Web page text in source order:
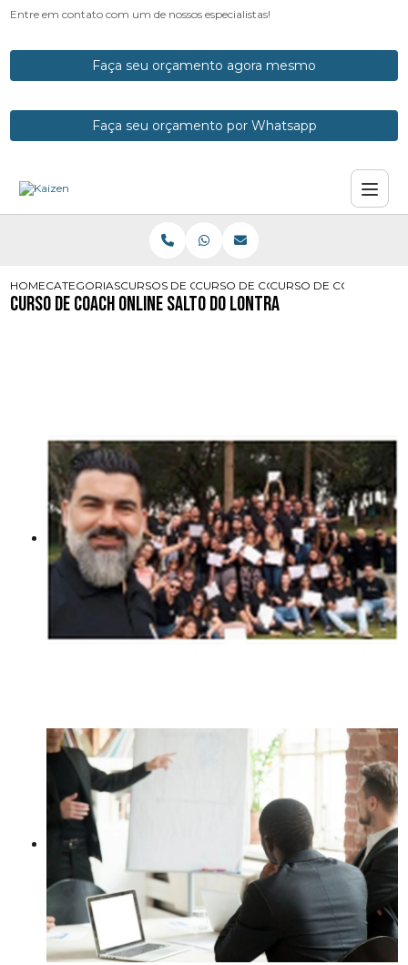
Entre em contato com um de nossos especialistas!
Faça seu orçamento agora mesmo
Faça seu orçamento por Whatsapp
HOMECATEGORIASCURSOS DE COACHCURSO DE COACH CURITIBA
CURSO DE COACH
Curso de Coach Online Salto do Lontra